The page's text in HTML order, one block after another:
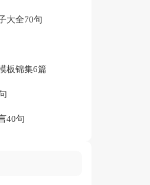
大全70句
板锦集6篇
40句